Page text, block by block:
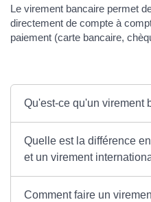
Le virement bancaire permet
directement de compte à
paiement (carte bancaire,
Qu'est-ce qu'un virement
Quelle est la différence
et un virement
Comment faire un